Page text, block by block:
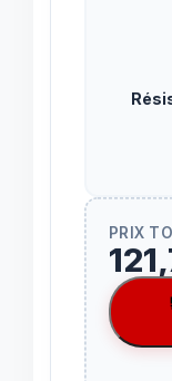
PRIX